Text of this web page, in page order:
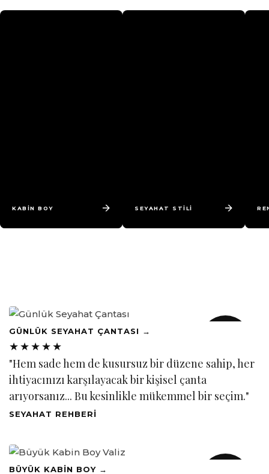
KABİN BOY → SEYAHAT STİLİ →
GÜNLÜK SEYAHAT ÇANTASI →
★★★★★
"Hem sade hem de kusursuz bir düzene sahip, her
ihtiyacınızı karşılayacak bir kişisel çanta
arıyorsanız... Bu kesinlikle mükemmel bir seçim."
SEYAHAT REHBERİ
BÜYÜK KABİN BOY →